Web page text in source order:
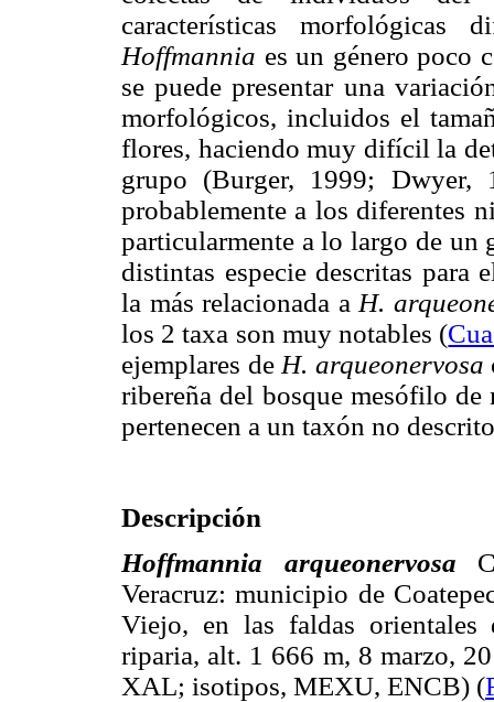
características morfológicas
Hoffmannia es un género poco
se puede presentar una
morfológicos, incluidos el
flores, haciendo muy difícil la
grupo (Burger, 1999; Dwyer,
probablemente a los diferentes
particularmente a lo largo de
distintas especie descritas para
la más relacionada aH.
los 2 taxa son muy notables (
ejemplares deH. arqueonervosa
ribereña del bosque mesófilo de
pertenecen a un taxón no
Descripción
Hoffmannia arqueonervosa
Veracruz: municipio de
Viejo, en las faldas orientales
riparia, alt. 1 666 m, 8 marzo,
XAL; isotipos, MEXU, ENCB) (